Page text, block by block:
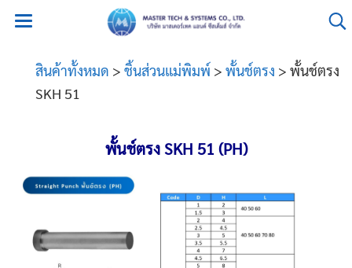
สินค้าทั้งหมด > ชิ้นส่วนแม่พิมพ์ > พั้นช์ตรง > พั้นช์ตรง
SKH 51
พั้นช์ตรง SKH 51 (PH)